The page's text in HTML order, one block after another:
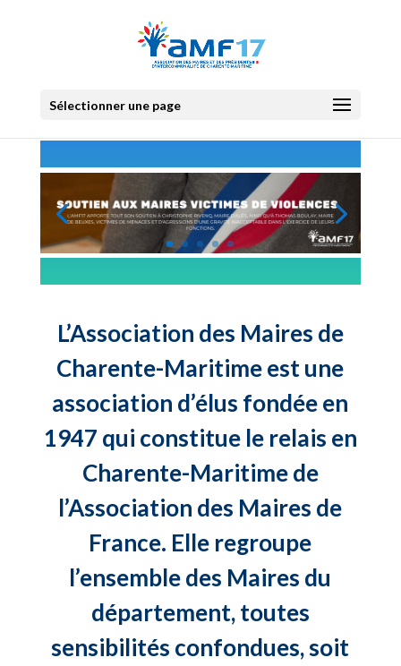
Sélectionner une page
L’Association des Maires de
Charente-Maritime est une
association d’élus fondée en
1947 qui constitue le relais en
Charente-Maritime de
l’Association des Maires de
France. Elle regroupe
l’ensemble des Maires du
département, toutes
sensibilités confondues, soit